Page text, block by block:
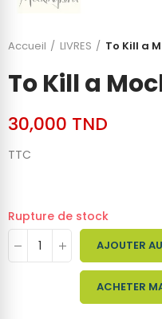
Accueil LIVRES To Kill a
To Kill a
30,000 TND
TTC
Rupture de stock
AJOUTER
ACHETER